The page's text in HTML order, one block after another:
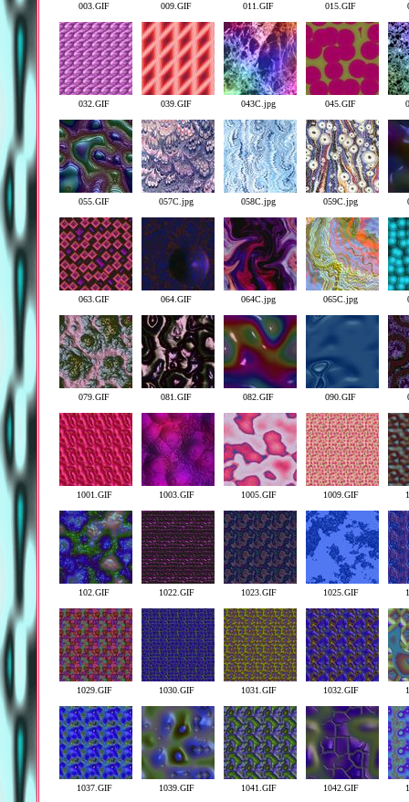
003.GIF 009.GIF 011.GIF 015.GIF
032.GIF 039.GIF 043C.jpg 045.GIF
055.GIF 057C.jpg 058C.jpg 059C.jpg
063.GIF 064.GIF 064C.jpg 065C.jpg
079.GIF 081.GIF 082.GIF 090.GIF
1001.GIF 1003.GIF 1005.GIF 1009.GIF
102.GIF 1022.GIF 1023.GIF 1025.GIF
1029.GIF 1030.GIF 1031.GIF 1032.GIF
1037.GIF 1039.GIF 1041.GIF 1042.GIF